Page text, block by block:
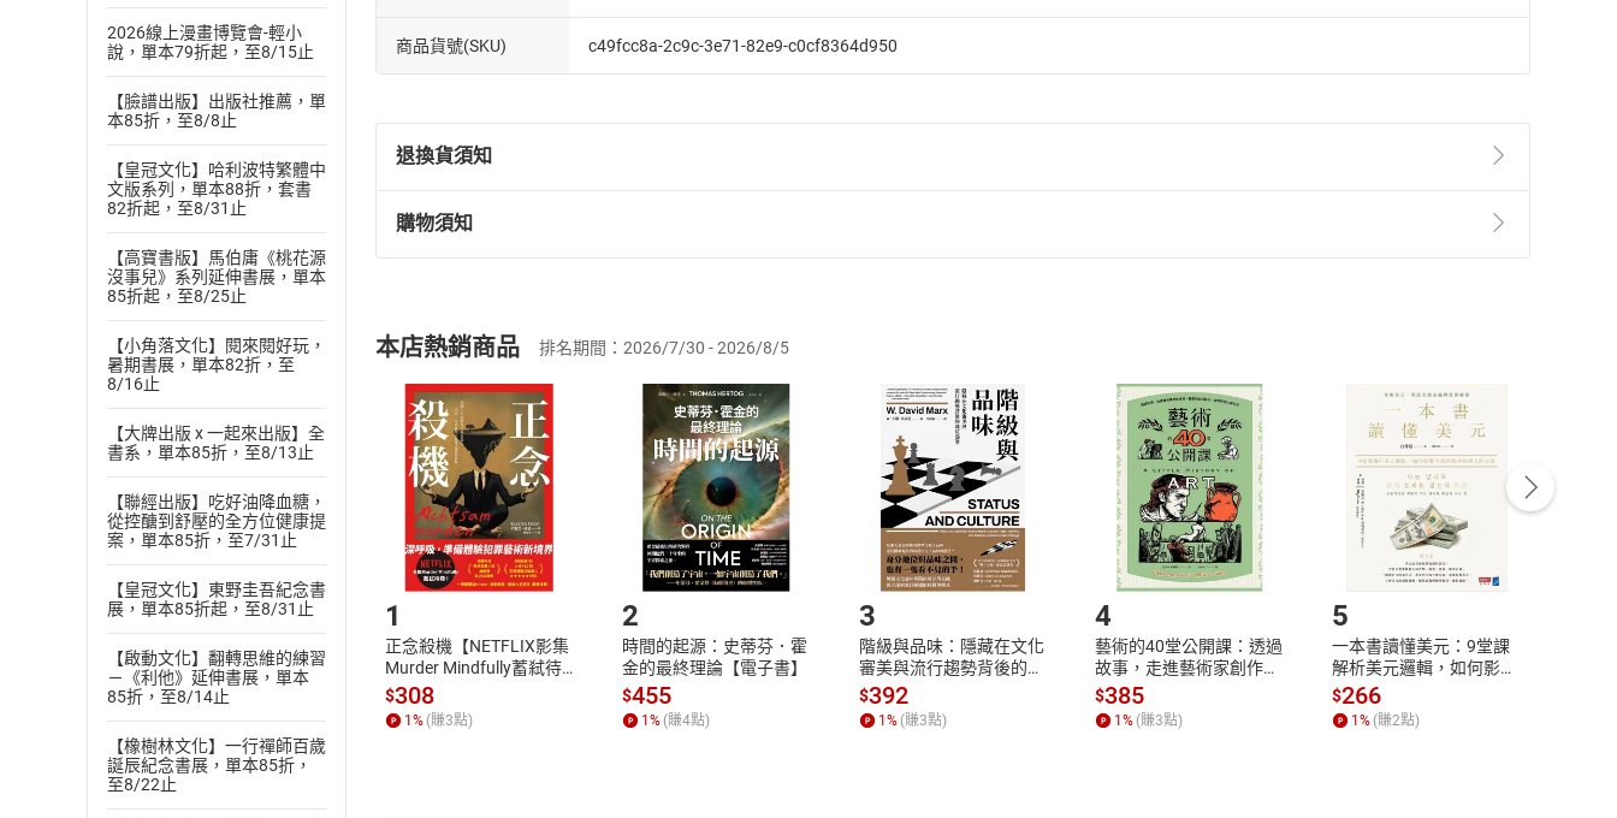
2026線上漫畫博覽會-輕小
說，單本79折起，至8/15止
【臉譜出版】出版社推薦，單
本85折，至8/8止
【皇冠文化】哈利波特繁體中
文版系列，單本88折，套書
82折起，至8/31止
【高寶書版】馬伯庸《桃花源
沒事兒》系列延伸書展，單本
85折起，至8/25止
【小角落文化】閱來閱好玩，
暑期書展，單本82折，至
8/16止
【大牌出版 x 一起來出版】全
書系，單本85折，至8/13止
【聯經出版】吃好油降血糖，
從控醣到舒壓的全方位健康提
案，單本85折，至7/31止
【皇冠文化】東野圭吾紀念書
展，單本85折起，至8/31止
【啟動文化】翻轉思維的練習
－《利他》延伸書展，單本
85折，至8/14止
【橡樹林文化】一行禪師百歲
誕辰紀念書展，單本85折，
至8/22止
商品貨號(SKU) c49fcc8a-2c9c-3e71-82e9-c0cf8364d950
退換貨須知
退換貨規定：
(一)依消費者保護法第19條第1項後段暨通訊交易解除權合理例外情事適用準則第2條第5款之規定，「非以有形媒介提供之數位
(二)消費者訂購本店鋪之商品即代表知悉本店鋪所銷售之商品為電子書，屬非以有形媒介提供之數位內容，消費者同意若訂購後
且已下載/存取電子書，不得請求退貨退款。
退貨方式：您欲取消訂單或辦理退貨時，請登入樂天市場，並於「我的訂單」中點選「瀏覽訂單明細」
「申請取消訂單/ 退
貨」，本店鋪將依您的申請進行審核，待審核通過後將為您辦理退款事宜。
請注意，樂天市場須以整筆訂單為單位進行取消/退貨，恕無法以單支商品取消/退貨。
購物須知
挑選商品
Choose
放入購物車
Shopping cart
登入帳號
Login
付款方式
Payment
完成訂單
Complete
購書後，如何開始使用？
Step1.選擇閱讀載具 Step2.登入帳號，下載書籍後看書
本店熱銷商品 排名期間：2026/7/30 - 2026/8/5
1
正念殺機【NETFLIX影集
Murder Mindfully蓄弒待
發】【電子書】
$308
1 % (賺3點)
2
時間的起源：史蒂芬．霍
金的最終理論【電子書】
$455
1 % (賺4點)
3
階級與品味：隱藏在文化
審美與流行趨勢背後的地
位渴望【電子書】
$392
1 % (賺3點)
4
藝術的40堂公開課：透過
故事，走進藝術家創作現
場，看藝術如何誕生、如
何形塑人類生活【電子
書】
$385
1% (賺3點)
5
一本書讀懂美元：9堂課
解析美元邏輯，如何影響
全球經濟和每個人的投資
【電子書】
$266
1% (賺2點)